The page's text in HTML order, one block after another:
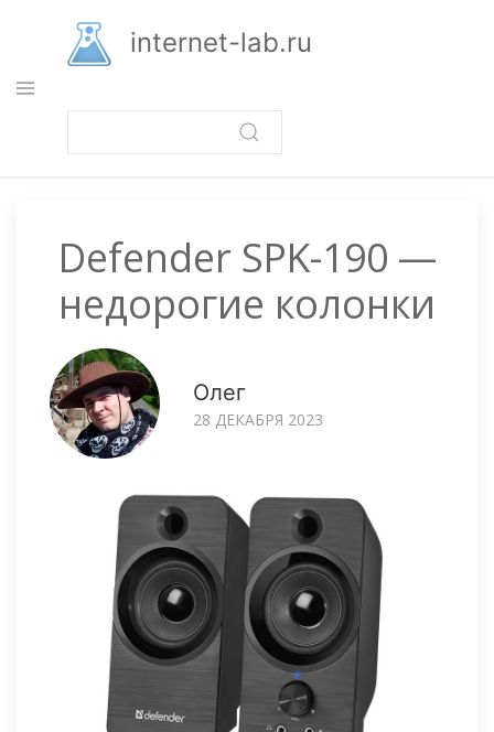
основному
содержанию
internet-lab.ru
Defender SPK-190 —
недорогие колонки
Олег
28 ДЕКАБРЯ 2023